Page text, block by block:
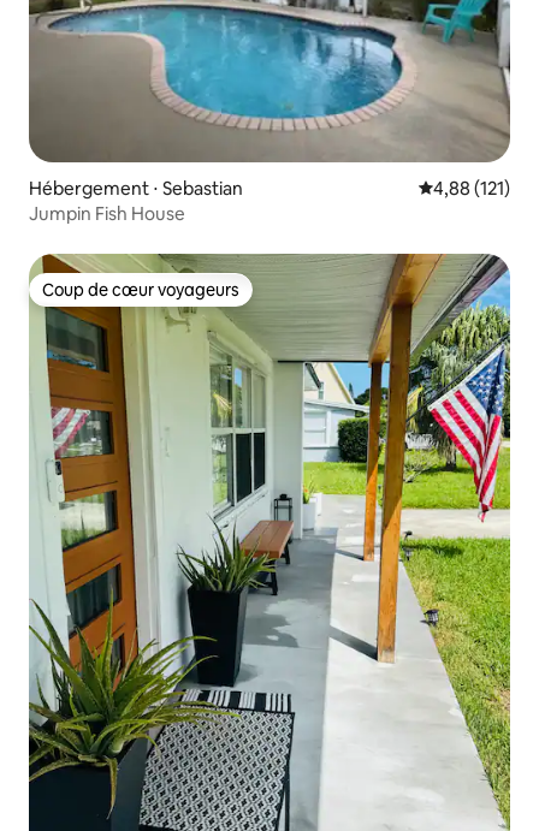
Hébergement ⋅ Sebastian Évaluation
4,88 (121)
Jumpin Fish House
Coup de cœur voyageurs
Coup de cœur voyageurs